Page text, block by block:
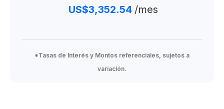
US$3,352.54 /mes
*Tasas de Interés y Montos referenciales, sujetos a
variación.